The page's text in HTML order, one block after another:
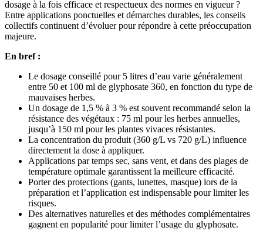
dosage à la fois efficace et respectueux des normes en vigueur ?
Entre applications ponctuelles et démarches durables, les conseils
collectifs continuent d’évoluer pour répondre à cette préoccupation
majeure.
En bref :
Le dosage conseillé pour 5 litres d’eau varie généralement
entre 50 et 100 ml de glyphosate 360, en fonction du type de
mauvaises herbes.
Un dosage de 1,5 % à 3 % est souvent recommandé selon la
résistance des végétaux : 75 ml pour les herbes annuelles,
jusqu’à 150 ml pour les plantes vivaces résistantes.
La concentration du produit (360 g/L vs 720 g/L) influence
directement la dose à appliquer.
Applications par temps sec, sans vent, et dans des plages de
température optimale garantissent la meilleure efficacité.
Porter des protections (gants, lunettes, masque) lors de la
préparation et l’application est indispensable pour limiter les
risques.
Des alternatives naturelles et des méthodes complémentaires
gagnent en popularité pour limiter l’usage du glyphosate.